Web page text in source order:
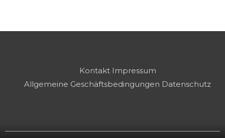
Kontakt Impressum
Allgemeine Geschäftsbedingungen Datenschutz